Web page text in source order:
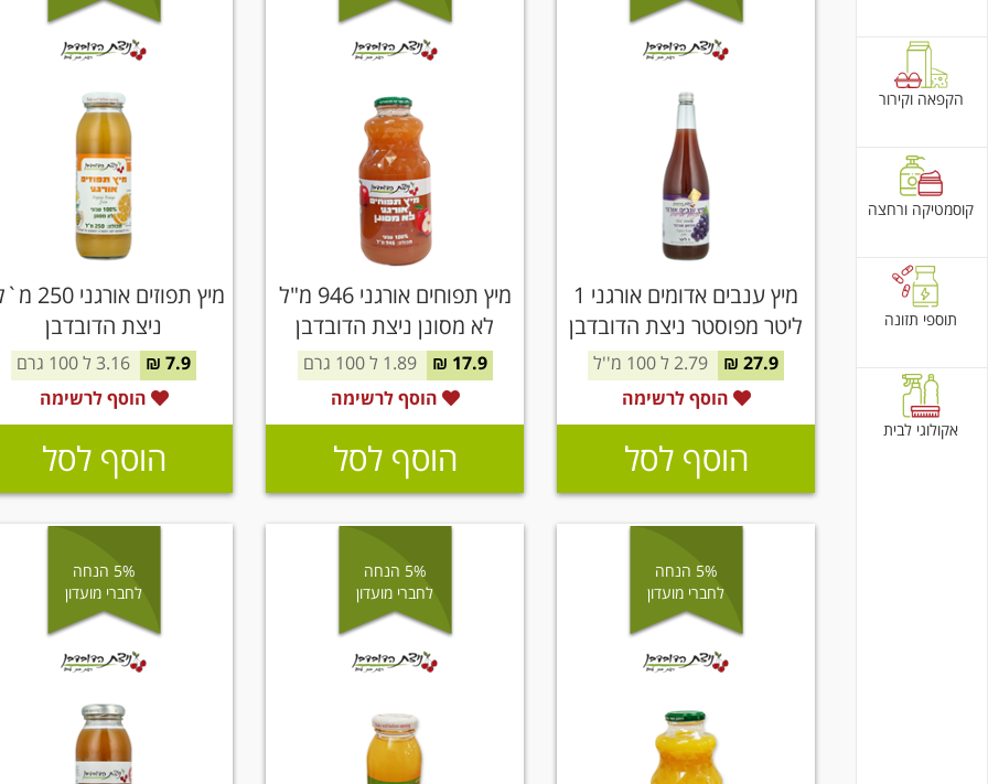
הקפאה וקירור
קוסמטיקה ורחצה
תוספי תזונה
אקולוגי לבית
מיץ ענבים אדומים אורגני 1
ליטר מפוסטר ניצת הדובדבן
27.9 ₪
הוסף לרשימה
הוסף לסל
מיץ תפוחים אורגני 946 מ"ל
לא מסונן ניצת הדובדבן
17.9 ₪
1.89 ל 100 גרם
הוסף לרשימה
הוסף לסל
מיץ תפוזים
ניצת הדובדבן
7.9 ₪
הוסף לרשימה
הוסף לסל
5% הנחה
לחברי מועדון
5% הנחה
לחברי מועדון
5% הנחה
לחברי מועדון